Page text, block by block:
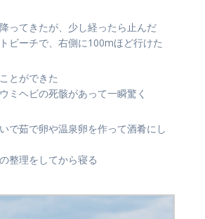
ってきたが、少し経ったら止んだ
ビーチで、右側に100mほど行けた
とができた
ウミヘビの死骸があって一瞬驚く
で茹で卵や温泉卵を作って酒肴にし
整理をしてから寝る